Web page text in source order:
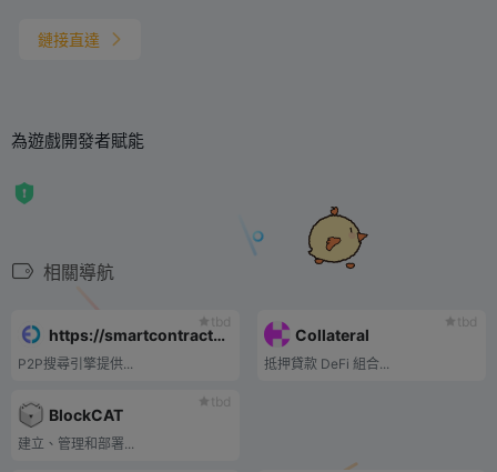
鏈接直達
為遊戲開發者賦能
相關導航
tbd
https://smartcontract.codes/
P2P搜尋引擎提供...
tbd
Collateral
抵押貸款 DeFi 組合...
tbd
BlockCAT
建立、管理和部署...